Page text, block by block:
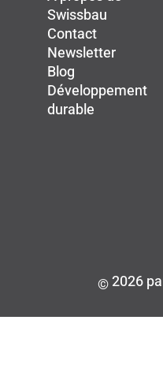
Swissbau
Contact
Newsletter
Blog
Développement
durable
©2026